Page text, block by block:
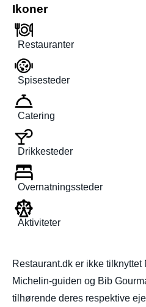
Ikoner
Restauranter
Spisesteder
Catering
Drikkesteder
Overnatningssteder
Aktiviteter
Restaurant.dk er ikke
Michelin-guiden og Bib
tilhørende deres respektive